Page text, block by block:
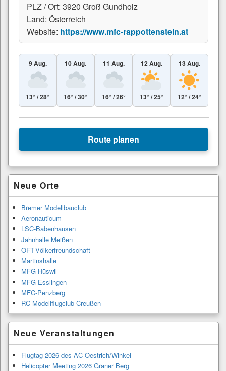
PLZ / Ort: 3920 Groß Gundholz
Land: Österreich
Website: https://www.mfc-rappottenstein.at
9 Aug.
13° / 28°
10 Aug.
16° / 30°
11 Aug.
16° / 26°
12 Aug.
13° / 25°
13 Aug.
12° / 24°
+
Route planen
Primärer
Seitenleisten-
Widgetbereich
Neue Orte
Bremer Modellbauclub
Aeronauticum
LSC-Babenhausen
Jahnhalle Meißen
OFT-Völkerfreundschaft
Martinshalle
MFG-Hüswil
MFG-Esslingen
MFC-Penzberg
RC-Modellflugclub Creußen
Neue Veranstaltungen
Flugtag 2026 des AC-Oestrich/Winkel
Helicopter Meeting 2026 Graner Berg